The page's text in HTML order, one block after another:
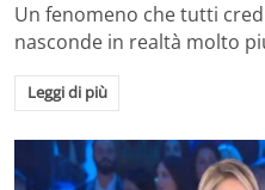
Un fenomeno che tutti
nasconde in realtà molto
Leggi di più